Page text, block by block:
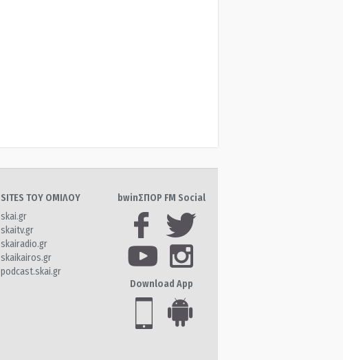
SITES ΤΟΥ ΟΜΙΛΟΥ
skai.gr
skaitv.gr
skairadio.gr
skaikairos.gr
podcast.skai.gr
bwinΣΠΟΡ FM Social
Download App